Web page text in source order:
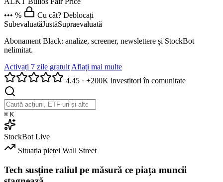
••• %
Cu cât? Deblocați
SubevaluatăJustăSupraevaluată
Abonament Black: analize, screener, newslettere și StockBot
nelimitat.
Activați 7 zile gratuit Aflați mai multe
4.45 · +200K investitori în comunitate
⌘ K
StockBot Live
Situația pieței Wall Street
Tech susține raliul pe măsură ce piața muncii